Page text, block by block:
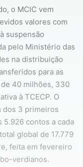
o MCIC vem
valores com
suspensão
pelo Ministério das
na distribuição
para as
40 milhões, 330
à TCECP. O
dos 3 primeiros
contos a cada
global de 17.779
feita em fevereiro
verdianos.